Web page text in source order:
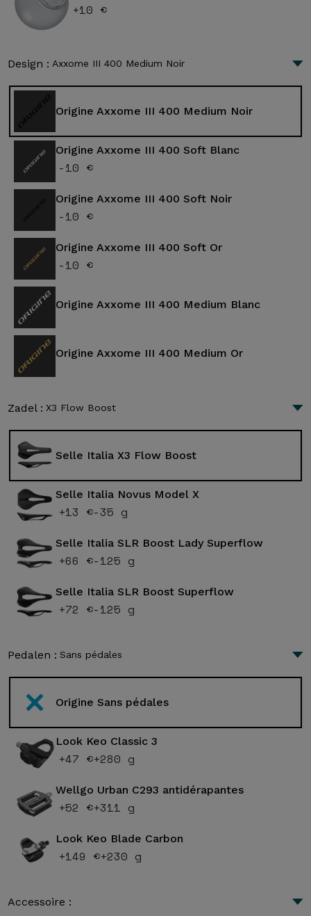
+10 €
Design : Axxome III 400 Medium Noir
Origine Axxome III 400 Medium Noir
Origine Axxome III 400 Soft Blanc
-10 €
Origine Axxome III 400 Soft Noir
-10 €
Origine Axxome III 400 Soft Or
-10 €
Origine Axxome III 400 Medium Blanc
Origine Axxome III 400 Medium Or
Zadel : X3 Flow Boost
Selle Italia X3 Flow Boost
Selle Italia Novus Model X
+13 €-35 g
Selle Italia SLR Boost Lady Superflow
+66 €-125 g
Selle Italia SLR Boost Superflow
+72 €-125 g
Pedalen : Sans pédales
Origine Sans pédales
Look Keo Classic 3
+47 €+280 g
Wellgo Urban C293 antidérapantes
+52 €+311 g
Look Keo Blade Carbon
+149 €+230 g
Accessoire :